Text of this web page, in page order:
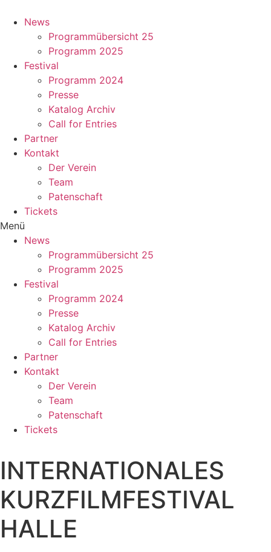
Inhalt
springen
News
Programmübersicht 25
Programm 2025
Festival
Programm 2024
Presse
Katalog Archiv
Call for Entries
Partner
Kontakt
Der Verein
Team
Patenschaft
Tickets
Menü
News
Programmübersicht 25
Programm 2025
Festival
Programm 2024
Presse
Katalog Archiv
Call for Entries
Partner
Kontakt
Der Verein
Team
Patenschaft
Tickets
INTERNATIONALES
KURZFILMFESTIVAL
HALLE